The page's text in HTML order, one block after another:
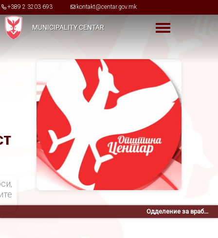
Skip to main content
+389 2 3203 693 kontakt@centar.gov.mk
MUNICIPALITY CENTAR Toggle menu
Одделение за враб...
на